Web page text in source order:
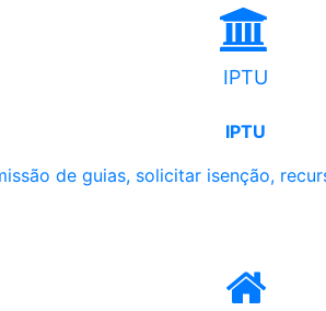
IPTU
IPTU
de guias, solicitar isenção,